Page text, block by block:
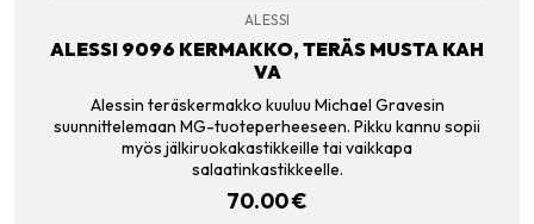
ALESSI
ALESSI 9096 KERMAKKO, TERÄS MUSTA KAH
VA
Alessin teräskermakko kuuluu Michael Gravesin
suunnittelemaan MG-tuoteperheeseen. Pikku kannu sopii
myös jälkiruokakastikkeille tai vaikkapa
salaatinkastikkeelle.
70.00€